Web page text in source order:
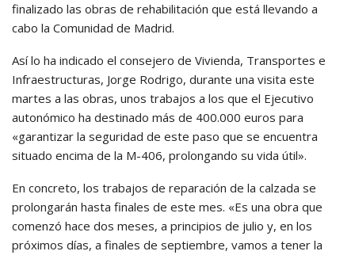
finalizado las obras de rehabilitación que está llevando a
cabo la Comunidad de Madrid.
Así lo ha indicado el consejero de Vivienda, Transportes e
Infraestructuras, Jorge Rodrigo, durante una visita este
martes a las obras, unos trabajos a los que el Ejecutivo
autonómico ha destinado más de 400.000 euros para
«garantizar la seguridad de este paso que se encuentra
situado encima de la M-406, prolongando su vida útil».
En concreto, los trabajos de reparación de la calzada se
prolongarán hasta finales de este mes. «Es una obra que
comenzó hace dos meses, a principios de julio y, en los
próximos días, a finales de septiembre, vamos a tener la